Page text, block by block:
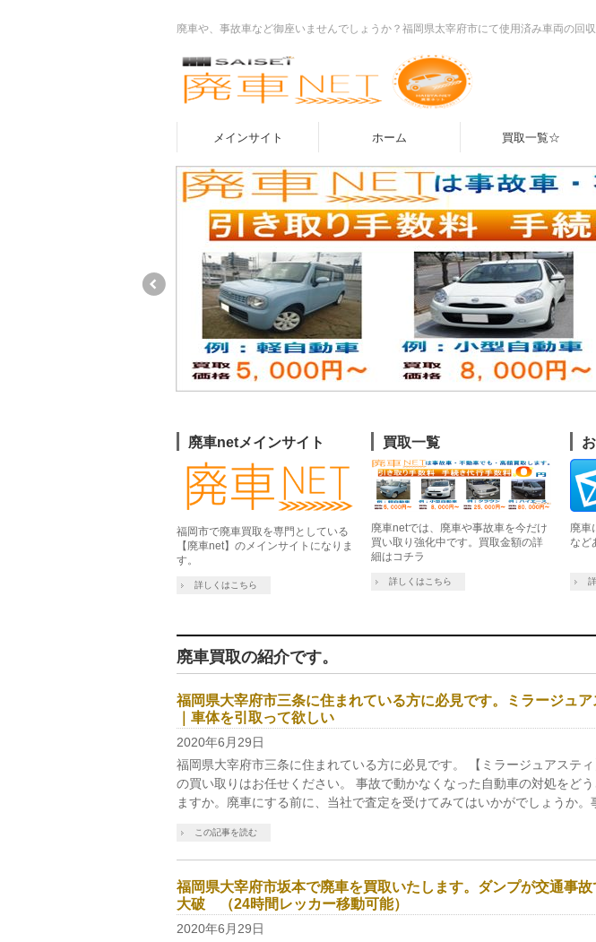
廃車や、事故車など御座いませんでしょうか？福岡県太宰府市にて使用済み車両の回
メインサイト ホーム 買取一覧☆
廃車netメインサイト
福岡市で廃車買取を専門としている
【廃車net】のメインサイトになりま
す。
詳しくはこちら
買取一覧
廃車netでは、廃車や事故車を今だけ
買い取り強化中です。買取金額の詳
細はコチラ
詳しくはこちら
廃車
など
廃車買取の紹介です。
福岡県大宰府市三条に住まれている方に必見です。ミラージュア
｜車体を引取って欲しい
2020年6月29日
福岡県大宰府市三条に住まれている方に必見です。 【ミラージュアステ
の買い取りはお任せください。 事故で動かなくなった自動車の対処をど
ますか。廃車にする前に、当社で査定を受けてみてはいかがでしょうか。
この記事を読む
福岡県大宰府市坂本で廃車を買取いたします。ダンプが交通事故
大破 （24時間レッカー移動可能）
2020年6月29日